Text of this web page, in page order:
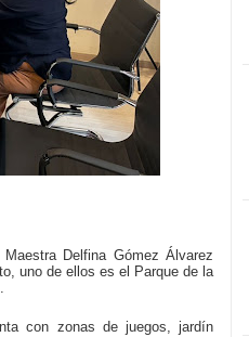
Delfina Gómez Álvarez
uno de ellos es el Parque de la
con zonas de juegos, jardín